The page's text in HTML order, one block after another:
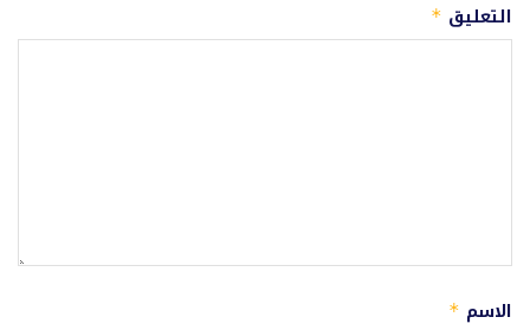
التعليق *
الاسم *